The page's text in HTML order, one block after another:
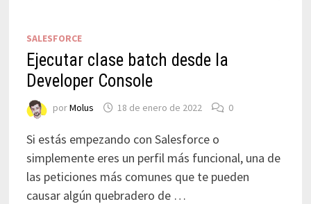
SALESFORCE
Ejecutar clase batch desde la
Developer Console
porMolus 18 de enero de 2022 0
Si estás empezando con Salesforce o
simplemente eres un perfil más funcional, una de
las peticiones más comunes que te pueden
causar algún quebradero de …